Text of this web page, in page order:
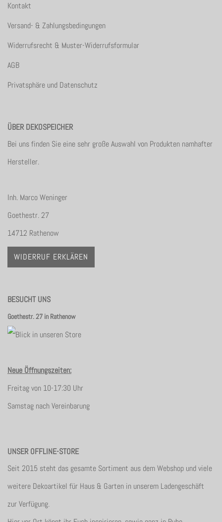
Kontakt
Versand- & Zahlungsbedingungen
Widerrufsrecht & Muster-Widerrufsformular
AGB
Privatsphäre und Datenschutz
ÜBER DEKOSPEICHER
Bei uns finden Sie eine sehr große Auswahl von Produkten namhafter
Hersteller.
Inh. Marco Weninger
Goethestr. 27
14712 Rathenow
WIDERRUF ERKLÄREN
BESUCHT UNS
Goethestr. 27 in Rathenow
Neue Öffnungszeiten:
Freitag von 10-17:30 Uhr
Samstag nach Vereinbarung
UNSER OFFLINE-STORE
Seit 2015 steht das gesamte Sortiment aus dem Webshop und viele
weitere Dekoartikel für Haus & Garten in unserem Ladengeschäft
zur Verfügung.